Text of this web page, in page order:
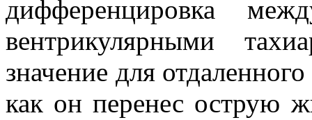
дифференцировка
вентрикулярными
значение для
как он перенес острую